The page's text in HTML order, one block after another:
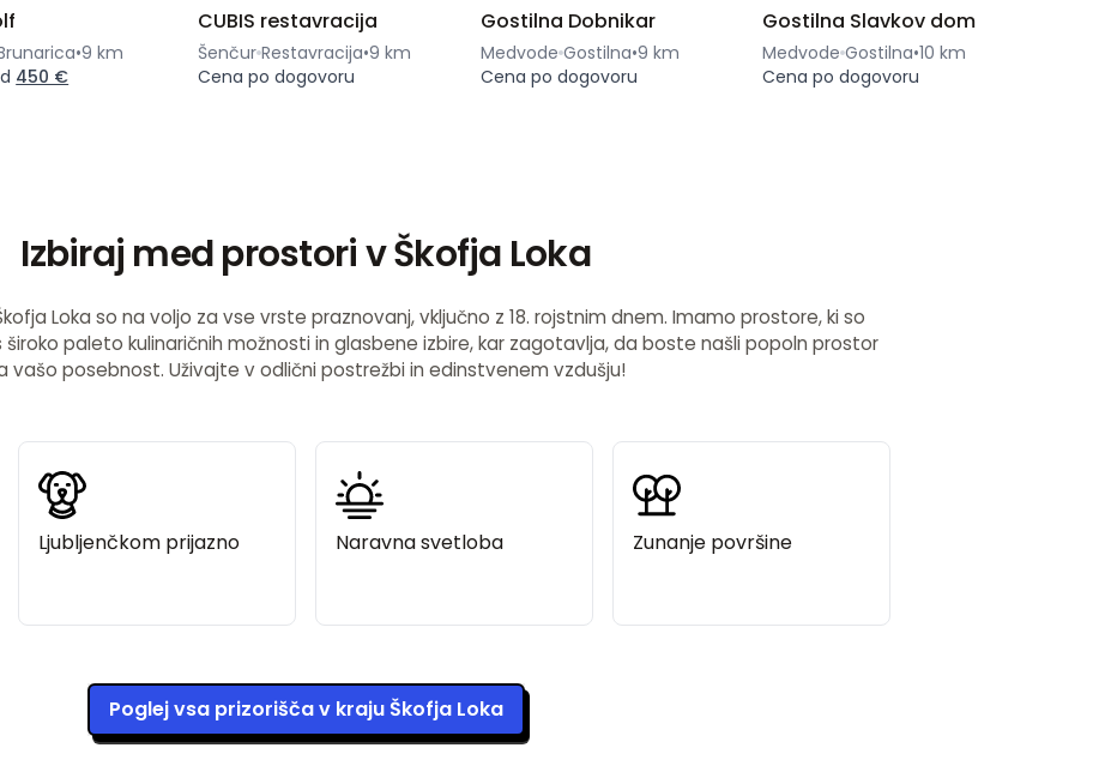
•9 km
450 €
CUBIS restavracija
Šenčur Restavracija•9 km
Cena po dogovoru
Gostilna Dobnikar
Medvode Gostilna•9 km
Cena po dogovoru
Gostilna Slavkov dom
Medvode Gostilna•10 km
Cena po dogovoru
Izbiraj med prostori v Škofja Loka
Loka so na voljo za vse vrste praznovanj, vključno z 18. rojstnim dnem. Imamo prostore, ki so
široko paleto kulinaričnih možnosti in glasbene izbire, kar zagotavlja, da boste našli popoln prostor
vašo posebnost. Uživajte v odlični postrežbi in edinstvenem vzdušju!
Ljubljenčkom prijazno Naravna svetloba Zunanje površine
Poglej vsa prizorišča v kraju Škofja Loka